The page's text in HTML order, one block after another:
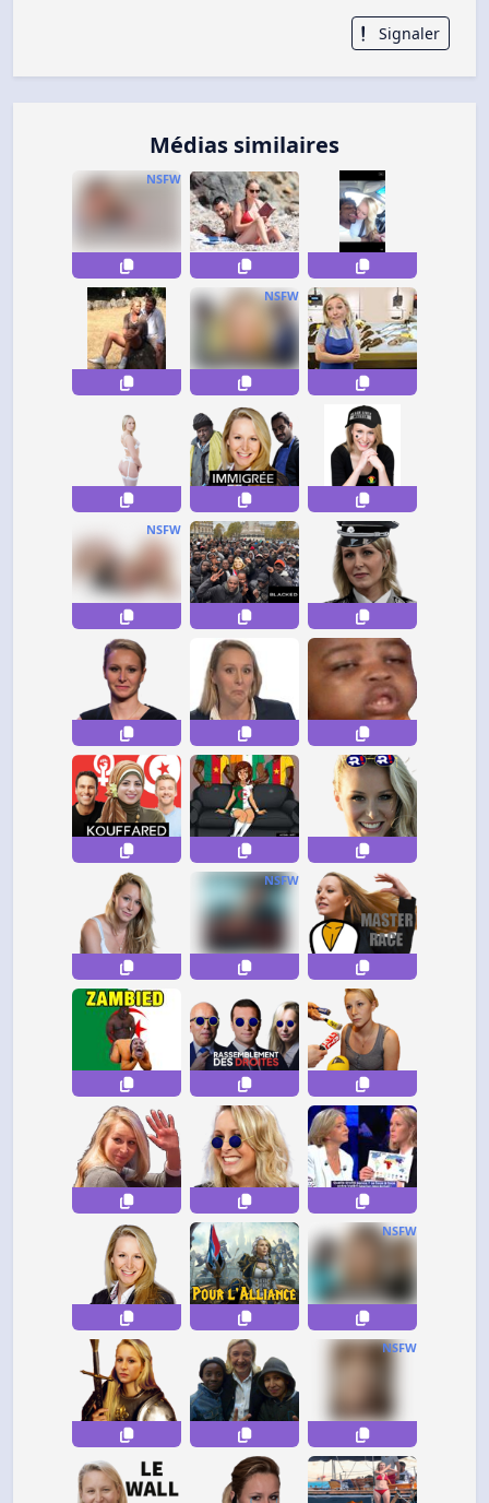
Signaler
Médias similaires
NSFW
NSFW
NSFW
NSFW
NSFW
NSFW